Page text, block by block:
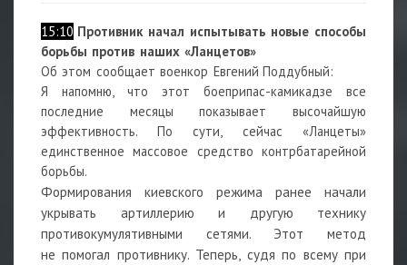
15:10 Противник начал испытывать новые способы
борьбы против наших «Ланцетов»
Об этом сообщает военкор Евгений Поддубный:
Я напомню, что этот боеприпас-камикадзе все
последние месяцы показывает высочайшую
эффективность. По сути, сейчас «Ланцеты»
единственное массовое средство контрбатарейной
борьбы.
Формирования киевского режима ранее начали
укрывать артиллерию и другую технику
противокумулятивными сетями. Этот метод
не помогал противнику. Теперь, судя по всему при